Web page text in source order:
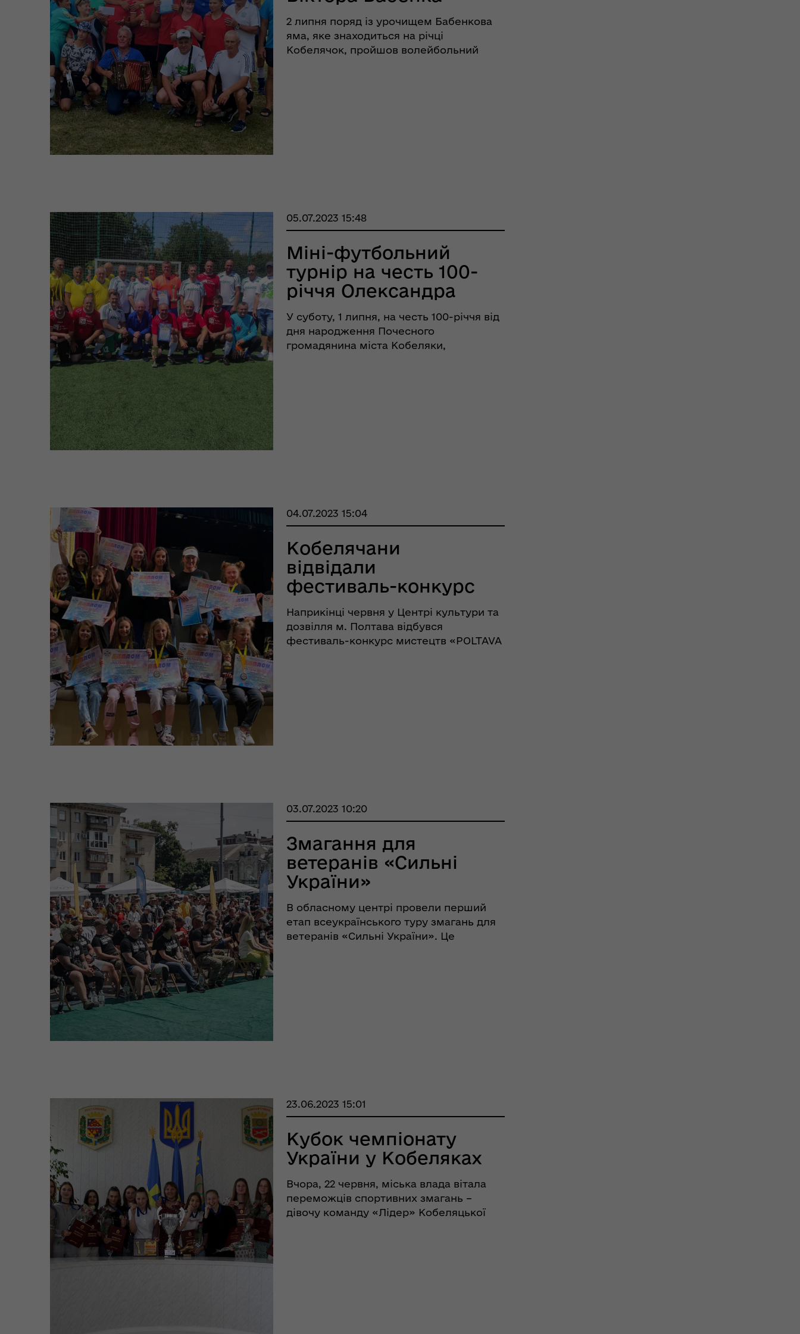
єВідновлення
Пункти незламності та
укриття
Дії населення при
небезпечних подіях та
надзвичайних ситуаціях
Кобеляцької громади
Безоплатна правнича
допомога
Координаційний штаб з
питань поводження з
військовополоненими
(КШППВ)
2 липня поряд із урочищем Бабенкова
яма, яке знаходиться на річці
Кобелячок, пройшов волейбольний
05.07.2023 15:48
Міні-футбольний
турнір на честь 100-
річчя Олександра
Живулька
У суботу, 1 липня, на честь 100-річчя від
дня народження Почесного
громадянина міста Кобеляки,
04.07.2023 15:04
Кобелячани
відвідали
фестиваль-конкурс
мистецтв «POLTAVA
ARTFEST»
Наприкінці червня у Центрі культури та
дозвілля м. Полтава відбувся
фестиваль-конкурс мистецтв «POLTAVA
03.07.2023 10:20
Змагання для
ветеранів «Сильні
України»
В обласному центрі провели перший
етап всеукраїнського туру змагань для
ветеранів «Сильні України». Це
23.06.2023 15:01
Кубок чемпіонату
України у Кобеляках
Вчора, 22 червня, міська влада вітала
переможців спортивних змагань –
дівочу команду «Лідер» Кобеляцької